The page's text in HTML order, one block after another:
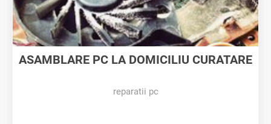
ASAMBLARE PC LA DOMICILIU CURATARE
reparatii pc